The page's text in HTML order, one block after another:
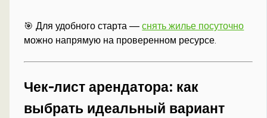
🎯 Для удобного старта —снять жилье посуточно
можно напрямую на проверенном ресурсе.
Чек-лист арендатора: как
выбрать идеальный вариант